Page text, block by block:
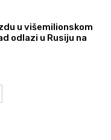
u višemilionskom
odlazi u Rusiju na